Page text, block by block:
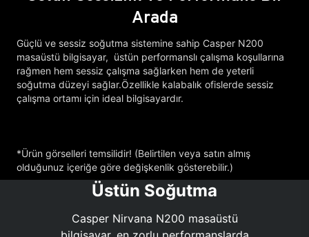
Arada
Güçlü ve sessiz soğutma sistemine sahip Casper N200
masaüstü bilgisayar, üstün performanslı çalışma koşullarına
rağmen hem sessiz çalışma sağlarken hem de yeterli
soğutma düzeyi sağlar.Özellikle kalabalık ofislerde sessiz
çalışma ortamı için ideal bilgisayardır.
*Ürün görselleri temsilidir! (Belirtilen veya satın almış
olduğunuz içeriğe göre değişkenlik gösterebilir.)
Üstün Soğutma
Casper Nirvana N200 masaüstü